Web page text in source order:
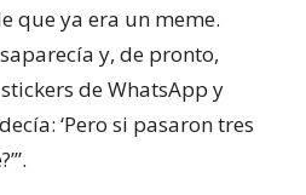
que ya era un meme.
y, de pronto,
de WhatsApp y
‘Pero si pasaron tres